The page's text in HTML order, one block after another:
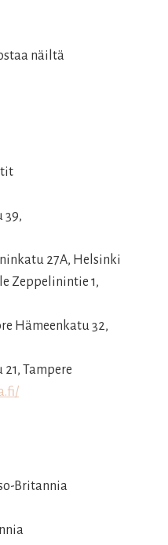
näiltä
39,
27A, Helsinki
Zeppelinintie 1,
Hämeenkatu 32,
Tampere
Britannia